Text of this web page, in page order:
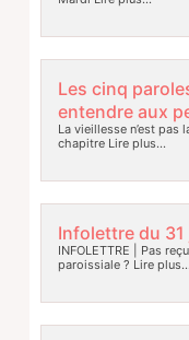
Les cinq
entendre aux
La vieillesse n’est pas
chapitreLire plus…
Infolettre du
INFOLETTRE | Pas
paroissiale ? Lire plus…